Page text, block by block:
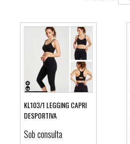
Ver detalhes
KL103/1 LEGGING CAPRI
DESPORTIVA
Sob consulta